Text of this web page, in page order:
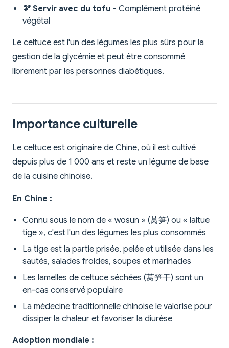
🫘 Servir avec du tofu - Complément protéiné
végétal
Le celtuce est l'un des légumes les plus sûrs pour la
gestion de la glycémie et peut être consommé
librement par les personnes diabétiques.
Importance culturelle
Le celtuce est originaire de Chine, où il est cultivé
depuis plus de 1 000 ans et reste un légume de base
de la cuisine chinoise.
En Chine :
Connu sous le nom de « wosun » (莴笋) ou « laitue
tige », c'est l'un des légumes les plus consommés
La tige est la partie prisée, pelée et utilisée dans les
sautés, salades froides, soupes et marinades
Les lamelles de celtuce séchées (莴笋干) sont un
en-cas conservé populaire
La médecine traditionnelle chinoise le valorise pour
dissiper la chaleur et favoriser la diurèse
Adoption mondiale :